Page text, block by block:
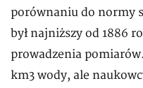
porównaniu do normy
był najniższy od 1886
prowadzenia
km3 wody, ale